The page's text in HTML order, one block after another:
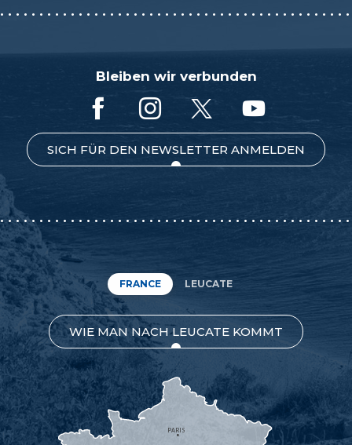
Bleiben wir verbunden
SICH FÜR DEN NEWSLETTER ANMELDEN
FRANCE LEUCATE
WIE MAN NACH LEUCATE KOMMT
PARIS